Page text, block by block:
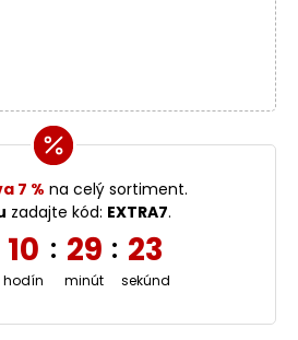
7 % na celý sortiment.
zadajte kód: EXTRA7.
10
hodín
: 29
minút
: 23
sekúnd